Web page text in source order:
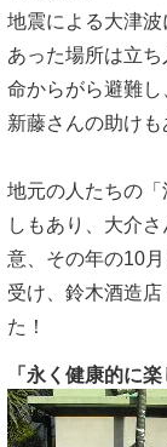
地震による大津
あった場所は立ち
命からがら避難
新藤さんの助けも
地元の人たちの
しもあり、大介
意、その年の10
受け、鈴木酒造
た！
「永く健康的に